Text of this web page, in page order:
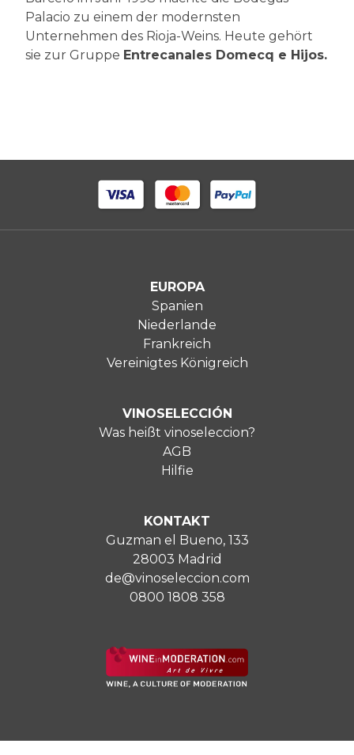
Palacio zu einem der modernsten
Unternehmen des Rioja-Weins. Heute gehört
sie zur Gruppe Entrecanales Domecq e Hijos.
EUROPA
Spanien
Niederlande
Frankreich
Vereinigtes Königreich
VINOSELECCIÓN
Was heißt vinoseleccion?
AGB
Hilfie
KONTAKT
Guzman el Bueno, 133
28003 Madrid
de@vinoseleccion.com
0800 1808 358